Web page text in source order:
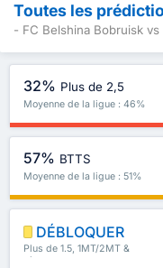
Toutes les
- FC Belshina Bobruisk
32% Plus de 2,5
Moyenne de la ligue : 46%
57% BTTS
Moyenne de la ligue : 51%
DÉBLOQUER
Plus de 1.5, 1MT/2MT &
plus